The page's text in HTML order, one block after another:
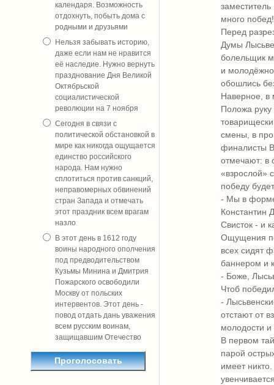
календаря. Возможность
отдохнуть, побыть дома с
родными и друзьями
Нельзя забывать историю,
даже если нам не нравится
её наследие. Нужно вернуть
празднование Дня Великой
Октябрьской
социалистической
революции на 7 ноября
Сегодня в связи с
политической обстановкой в
мире как никогда ощущается
единство российского
народа. Нам нужно
сплотиться против санкций,
неправомерных обвинений
стран Запада и отмечать
этот праздник всем врагам
назло
В этот день в 1612 году
воины народного ополчения
под предводительством
Кузьмы Минина и Дмитрия
Пожарского освободили
Москву от польских
интервентов. Этот день -
повод отдать дань уважения
всем русским воинам,
защищавшим Отечество
много побед!
Перед
Думы
болельщик
и
обошлись
Наверное, в
Положа руку
смены, в
финалисты
отмечают: в
«взрослой»
победу
- Мы в
Свисток - и
Ощущения
всех сидят
баннером и
- Боже,
Чтоб
-
отстают от
молодости
В первом
парой
имеет